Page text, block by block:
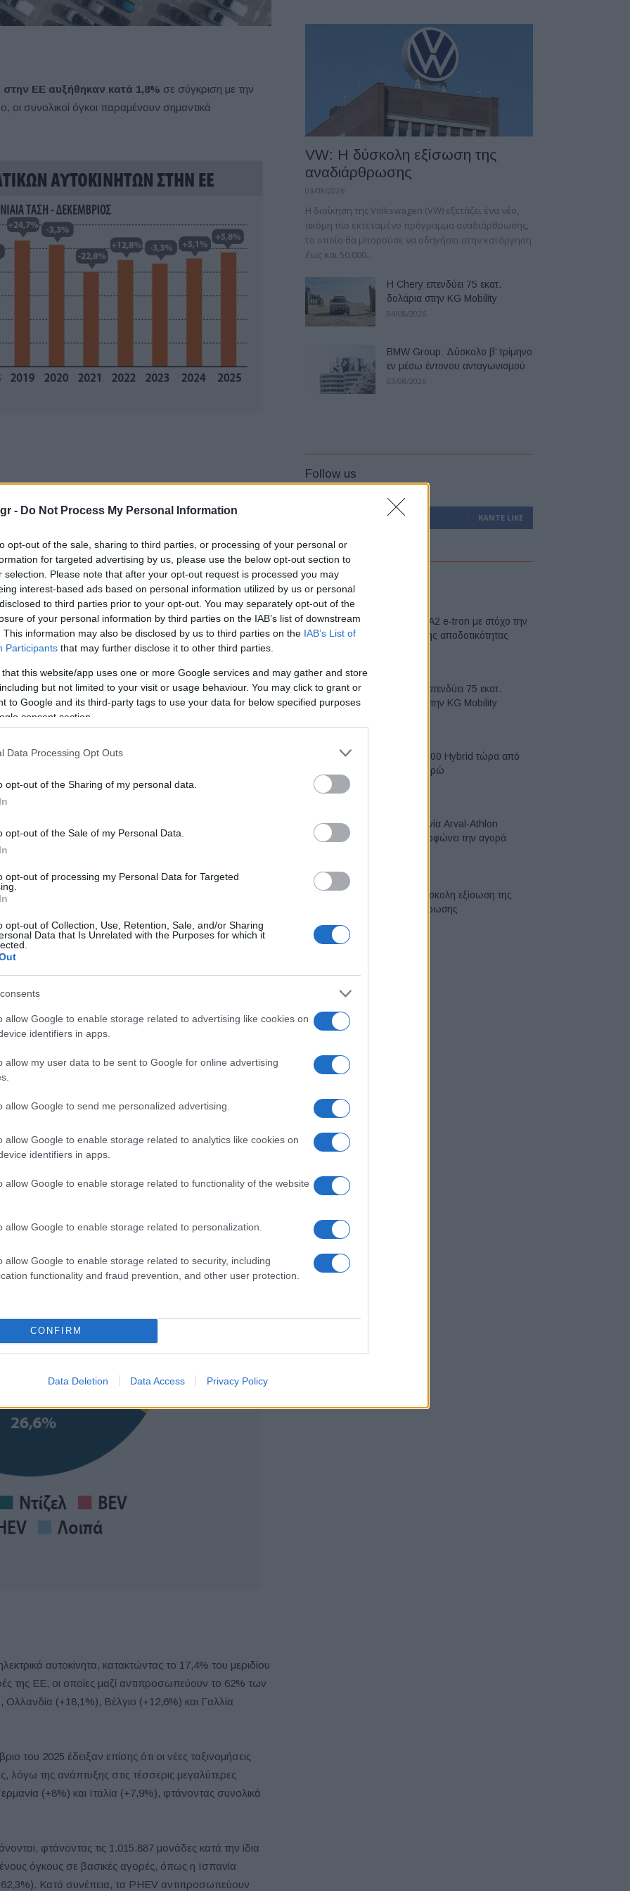
- Do Not Process My Personal Information
opt-out of the sale, sharing to third parties, or processing of your personal or
for targeted advertising by us, please use the below opt-out section to
selection. Please note that after your opt-out request is processed you may
interest-based ads based on personal information utilized by us or personal
to third parties prior to your opt-out. You may separately opt-out of the
of your personal information by third parties on the IAB’s list of downstream
This information may also be disclosed by us to third parties on the IAB’s List of
Participants that may further disclose it to other third parties.
that this website/app uses one or more Google services and may gather and store
but not limited to your visit or usage behaviour. You may click to grant or
to Google and its third-party tags to use your data for below specified purposes
consent section.
Data Processing Opt Outs
opt-out of the Sharing of my personal data.
opt-out of the Sale of my Personal Data.
opt-out of processing my Personal Data for Targeted
opt-out of Collection, Use, Retention, Sale, and/or Sharing
Data that Is Unrelated with the Purposes for which it
allow Google to enable storage related to advertising like cookies on
identifiers in apps.
allow my user data to be sent to Google for online advertising
allow Google to send me personalized advertising.
allow Google to enable storage related to analytics like cookies on
identifiers in apps.
allow Google to enable storage related to functionality of the website
allow Google to enable storage related to personalization.
allow Google to enable storage related to security, including
functionality and fraud prevention, and other user protection.
CONFIRM
Data Deletion Data Access Privacy Policy
στην ΕΕ αυξήθηκαν κατά 1,8% σε σύγκριση με την
οι συνολικοί όγκοι παραμένουν σημαντικά
(BEV) αν και ήταν εντός των προβλέψεων για
αφήνει περιθώρια περαιτέρω ανάπτυξης ώστε να
υβριδικά (
τα plug-in υβριδικά (
άνοδος της αγοράς ήταν μεγαλύτερη (+2,4%)
Βασίλειο και τη Νορβηγία.
αυτοκίνητα, κατακτώντας το 17,4% του μεριδίου
της ΕΕ, οι οποίες μαζί αντιπροσωπεύουν το 62% των
(+18,1%), Βέλγιο (+12,6%) και Γαλλία
του 2025 έδειξαν επίσης ότι οι νέες ταξινομήσεις
της ανάπτυξης στις τέσσερις μεγαλύτερες
(+8%) και Ιταλία (+7,9%), φτάνοντας συνολικά
φτάνοντας τις 1.015.887 μονάδες κατά την ίδια
όγκους σε βασικές αγορές, όπως η Ισπανία
Κατά συνέπεια, τα PHEV αντιπροσωπεύουν
VW: Η δύσκολη εξίσωση της
αναδιάρθρωσης
03/08/2026
Η διοίκηση της Volkswagen (VW) εξετάζει ένα νέο,
ακόμη πιο εκτεταμένο πρόγραμμα αναδιάρθρωσης,
το οποίο θα μπορούσε να οδηγήσει στην κατάργηση
έως και 50.000...
Η Chery επενδύει 75 εκατ.
δολάρια στην KG Mobility
04/08/2026
BMW Group: Δύσκολο β’ τρίμηνο
εν μέσω έντονου ανταγωνισμού
03/08/2026
Follow us
Υποστηρικτές ΚΆΝΤΕ LIKE
Latest
Νέο Audi A2 e-tron με στόχο την
κορυφή της αποδοτικότητας
Η Chery επενδύει 75 εκατ.
δολάρια στην KG Mobility
Το FIAT 500 Hybrid τώρα από
18.990 ευρώ
Η συμφωνία Arval-Athlon
αναδιαμορφώνει την αγορά
VW: Η δύσκολη εξίσωση της
αναδιάρθρωσης